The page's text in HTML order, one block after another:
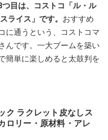
目は、コストコ「ル・ル
ライス」です。 おすすめ
に通うという、コストコマ
んです。一大ブームを築い
簡単に楽しめると太鼓判を
ク ラクレット皮なしス
ロリー・原材料・アレ